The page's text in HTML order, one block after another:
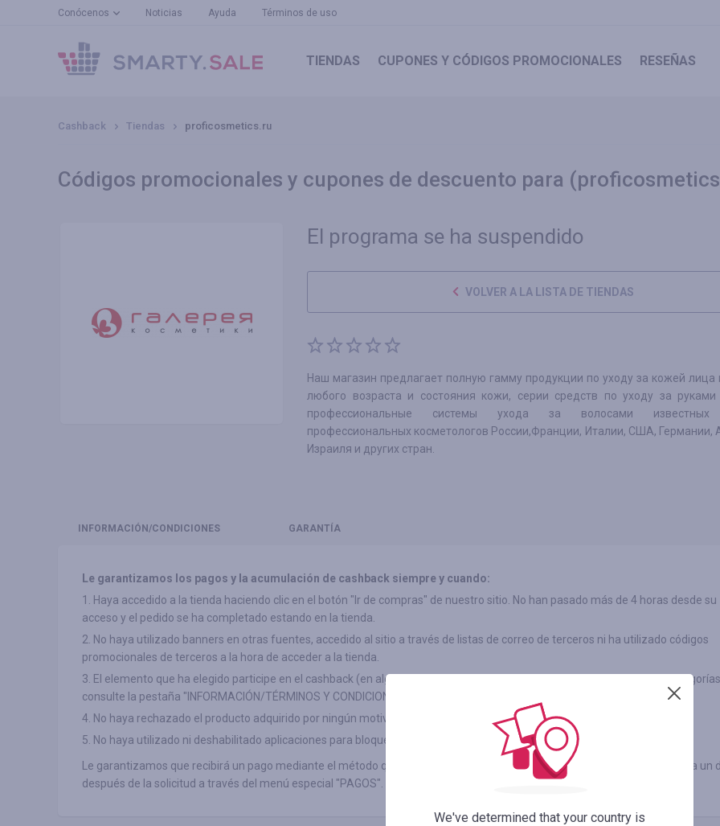
Conócenos Noticias Ayuda Términos de uso
TIENDAS CUPONES Y CÓDIGOS PROMOCIONALES RESEÑAS
Cashback Tiendas proficosmetics.ru
Códigos promocionales y cupones de descuento para
El programa se ha suspendido
VOLVER A LA LISTA DE TIENDAS
Наш магазин предлагает полную гамму продукции по уходу за кожей лица
любого возраста и состояния кожи, серии средств по уходу за
профессиональные системы ухода за волосами известных
профессиональных косметологов России,Франции, Италии, США, Германии,
Израиля и других стран.
INFORMACIÓN /CONDICIONES GARANTÍA
Le garantizamos los pagos y la acumulación de cashback siempre y cuando:
1. Haya accedido a la tienda haciendo clic en el botón "Ir de compras" de nuestro sitio. No han pasado más de 4 horas desde su
acceso y el pedido se ha completado estando en la tienda.
2. No haya utilizado banners en otras fuentes, accedido al sitio a través de listas de correo de terceros ni ha utilizado códigos
promocionales de terceros a la hora de acceder a la tienda.
3. El elemento que ha elegido participe en el cashback (en algunas tiendas, los productos pueden estar divididos por
consulte la pestaña "INFORMACIÓN/TÉRMINOS Y CONDICIONES")
4. No haya rechazado el producto adquirido por ningún motivo después del pago.
5. No haya utilizado ni deshabilitado aplicaciones para bloquear anuncios, como AdBlock o productos similares.
Le garantizamos que recibirá un pago mediante el método que más le convenga en 3 días laborables (normalmente tarda un
después de la solicitud a través del menú especial "PAGOS".
We've determined that your country is